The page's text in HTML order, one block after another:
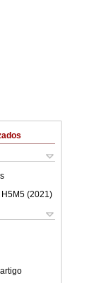
(2021 )